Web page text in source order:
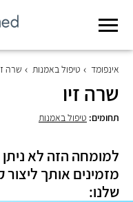
אינפומד טיפול באמנות שרה
שרה זיו
תחומים: טיפול באמנות
למומחה הזה לא
מזמינים אותך
שלנו: